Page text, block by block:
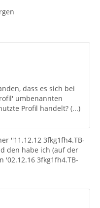
dass es sich bei
umbenannten
Profil handelt? (...)
''11.12.12 3fkg1fh4.TB-
den habe ich (auf der
'02.12.16 3fkg1fh4.TB-